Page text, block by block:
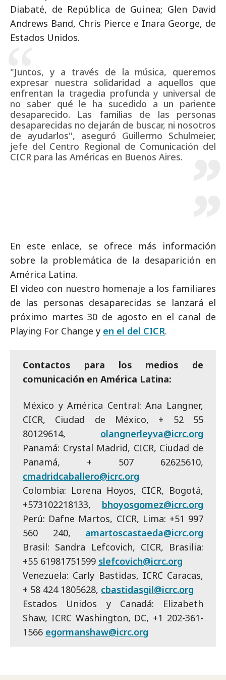
Diabaté, de República de Guinea; Glen David
Andrews Band, Chris Pierce e Inara George, de
Estados Unidos.
"Juntos, y a través de la música, queremos
expresar nuestra solidaridad a aquellos que
enfrentan la tragedia profunda y universal de
no saber qué le ha sucedido a un pariente
desaparecido. Las familias de las personas
desaparecidas no dejarán de buscar, ni nosotros
de ayudarlos", aseguró Guillermo Schulmeier,
jefe del Centro Regional de Comunicación del
CICR para las Américas en Buenos Aires.
En este enlace, se ofrece más información
sobre la problemática de la desaparición en
América Latina.
El video con nuestro homenaje a los familiares
de las personas desaparecidas se lanzará el
próximo martes 30 de agosto en el canal de
Playing For Change y en el del CICR.
Contactos para los medios de
comunicación en América Latina:
México y América Central: Ana Langner,
CICR, Ciudad de México, + 52 55
80129614, olangnerleyva@icrc.org
Panamá: Crystal Madrid, CICR, Ciudad de
Panamá, + 507 62625610,
cmadridcaballero@icrc.org
Colombia: Lorena Hoyos, CICR, Bogotá,
+573102218133, bhoyosgomez@icrc.org
Perú: Dafne Martos, CICR, Lima: +51 997
560 240, amartoscastaeda@icrc.org
Brasil: Sandra Lefcovich, CICR, Brasilia:
+55 61981751599 slefcovich@icrc.org
Venezuela: Carly Bastidas, ICRC Caracas,
+ 58 424 1805628, cbastidasgil@icrc.org
Estados Unidos y Canadá: Elizabeth
Shaw, ICRC Washington, DC, +1 202-361-
1566 egormanshaw@icrc.org